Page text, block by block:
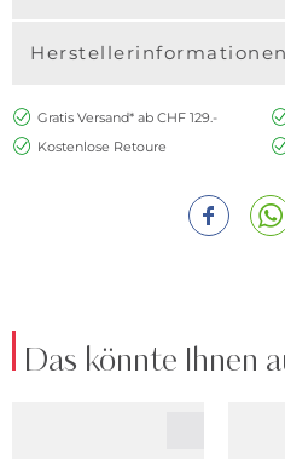
Herstellerinformationen
Gratis Versand* ab CHF 129.-
Kostenlose Retoure
Das könnte Ihnen